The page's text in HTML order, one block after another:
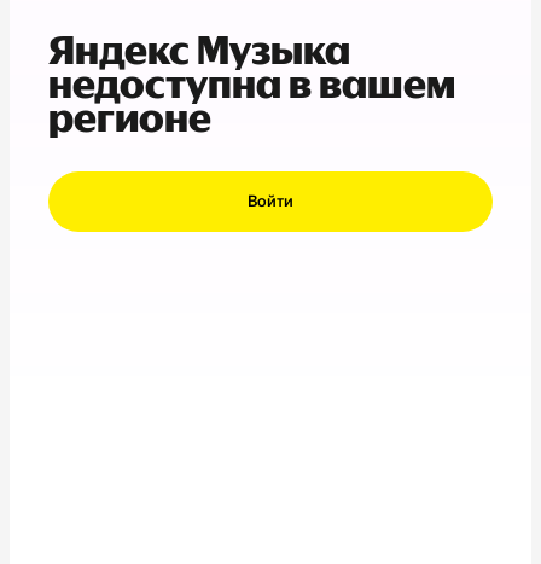
Яндекс Музыка
недоступна в вашем
регионе
Войти